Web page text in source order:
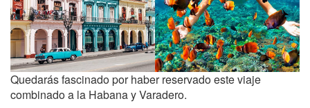
Quedarás fascinado por haber reservado este viaje
combinado a la Habana y Varadero.